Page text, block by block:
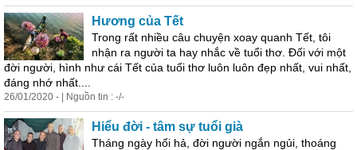
Hương của Tết
Trong rất nhiều câu chuyện xoay quanh Tết, tôi
nhận ra người ta hay nhắc về tuổi thơ. Đối với một
đời người, hình như cái Tết của tuổi thơ luôn luôn đẹp nhất, vui nhất,
đáng nhớ nhất....
26/01/2020 - | Nguồn tin : -/-
Hiểu đời - tâm sự tuổi già
Tháng ngày hối hả, đời người ngắn ngủi, thoáng